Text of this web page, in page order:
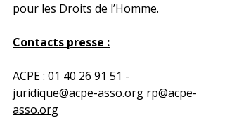
pour les Droits de l’Homme.
Contacts presse :
ACPE : 01 40 26 91 51 -
juridique@acpe-asso.org rp@acpe-
asso.org